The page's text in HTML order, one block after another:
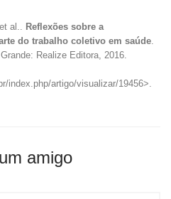
al..
Reflexões sobre a
do trabalho coletivo em saúde
Realize Editora, 2016.
index.php/artigo/visualizar/19456>.
amigo